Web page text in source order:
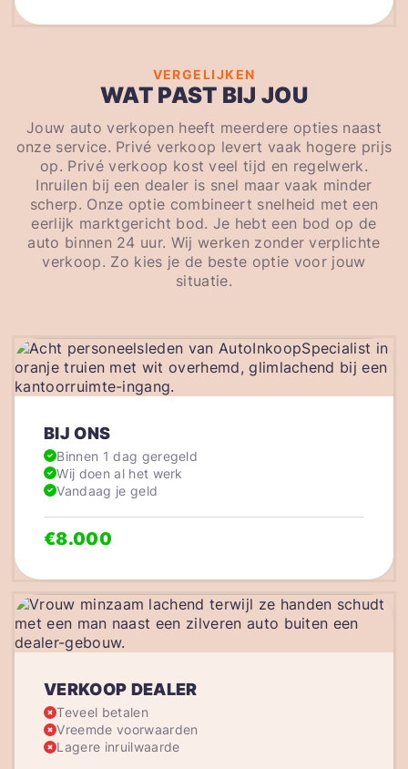
VERGELIJKEN
WAT PAST BIJ JOU
Jouw auto verkopen heeft meerdere opties naast
onze service. Privé verkoop levert vaak hogere prijs
op. Privé verkoop kost veel tijd en regelwerk.
Inruilen bij een dealer is snel maar vaak minder
scherp. Onze optie combineert snelheid met een
eerlijk marktgericht bod. Je hebt een bod op de
auto binnen 24 uur. Wij werken zonder verplichte
verkoop. Zo kies je de beste optie voor jouw
situatie.
VERKOOP DEALER
Teveel betalen
Vreemde voorwaarden
Lagere inruilwaarde
BIJ ONS
Binnen 1 dag geregeld
Wij doen al het werk
Vandaag je geld
€8.000